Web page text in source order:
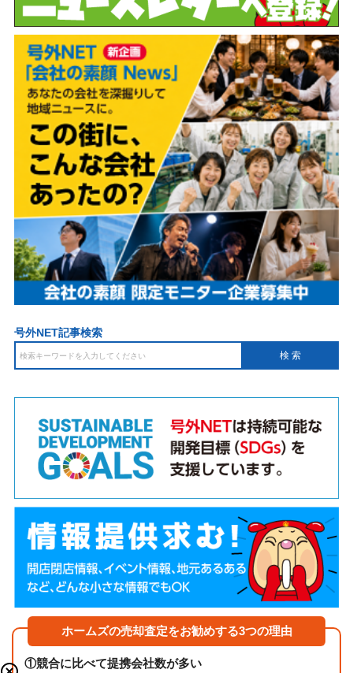
号外NET記事検索
ホームズの売却査定をお勧めする3つの理由
①競合に比べて提携会社数が多い